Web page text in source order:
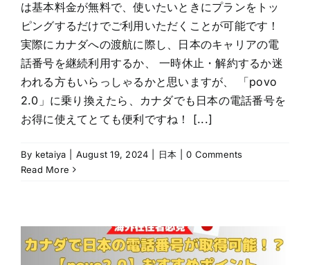
は基本料金が無料で、使いたいときにプランをトッ
ピングするだけでご利用いただくことが可能です！
実際にカナダへの渡航に際し、日本のキャリアの電
話番号を継続利用するか、 一時休止・解約するか迷
われる方もいらっしゃるかと思いますが、 「povo
2.0」に乗り換えたら、カナダでも日本の電話番号を
お得に使えてとても便利ですね！ [...]
By ketaiya August 19, 2024 日本
0 Comments
Read More